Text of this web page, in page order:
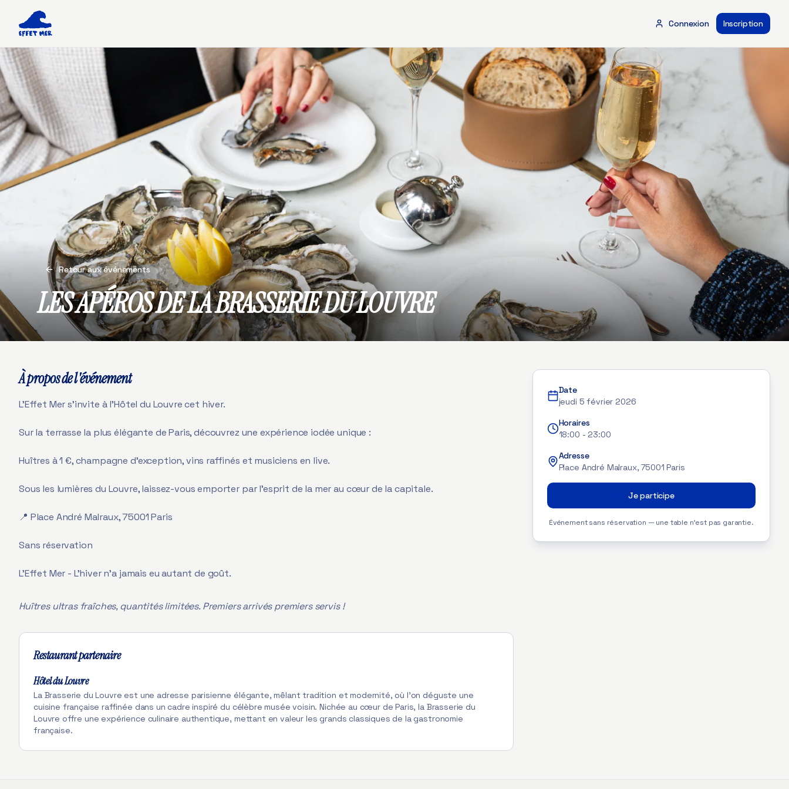
Connexion Inscription
Retour aux événements
LES APÉROS DE LA BRASSERIE DU LOUVRE
À propos de l'événement
L’Effet Mer s’invite à l’Hôtel du Louvre cet hiver.
Sur la terrasse la plus élégante de Paris, découvrez une expérience iodée unique :
Huîtres à 1 €, champagne d’exception, vins raffinés et musiciens en live.
Sous les lumières du Louvre, laissez-vous emporter par l’esprit de la mer au cœur de la capitale.
📍 Place André Malraux, 75001 Paris
Sans réservation
L’Effet Mer - L’hiver n’a jamais eu autant de goût.
Huîtres ultras fraîches, quantités limitées. Premiers arrivés premiers servis !
Restaurant partenaire
Hôtel du Louvre
La Brasserie du Louvre est une adresse parisienne élégante, mêlant tradition et modernité, où l’on déguste une
cuisine française raffinée dans un cadre inspiré du célèbre musée voisin. Nichée au cœur de Paris, la Brasserie du
Louvre offre une expérience culinaire authentique, mettant en valeur les grands classiques de la gastronomie
française.
Date
jeudi 5 février 2026
Horaires
18:00 -23:00
Adresse
Place André Malraux, 75001 Paris
Je participe
Événement sans réservation — une table n'est pas garantie.